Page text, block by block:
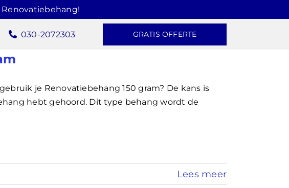
030-2072303 GRATIS OFFERTE
je Renovatiebehang 150 gram? De kans is
hebt gehoord. Dit type behang wordt de
Lees meer